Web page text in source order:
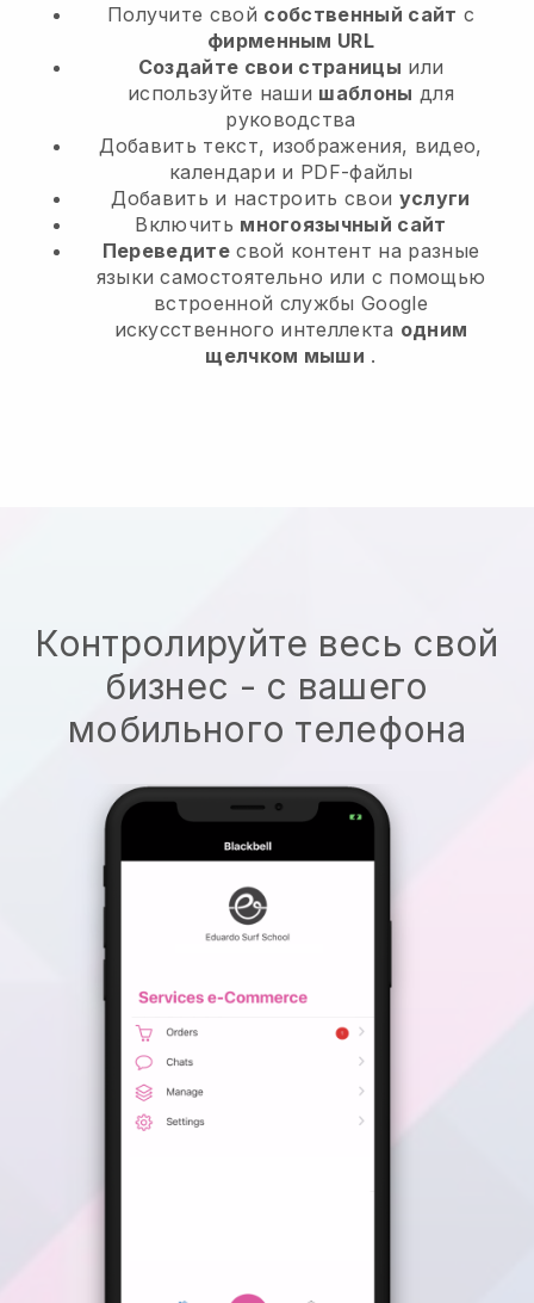
Получите свой собственный сайт с
фирменным URL
Создайте свои страницы или
используйте наши шаблоны для
руководства
Добавить текст, изображения, видео,
календари и PDF-файлы
Добавить и настроить свои услуги
Включить многоязычный сайт
Переведитесвой контент на разные
языки самостоятельно или с помощью
встроенной службы Google
искусственного интеллекта одним
щелчком мыши .
Контролируйте весь свой
бизнес - с вашего
мобильного телефона